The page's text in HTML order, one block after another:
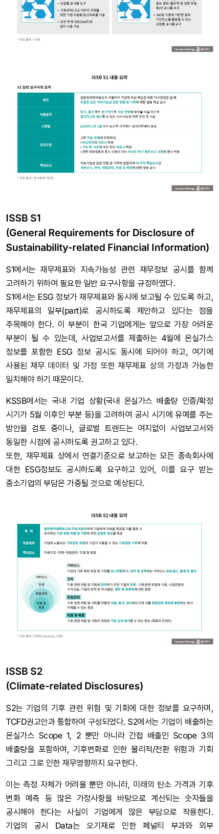
ISSB S1
(General Requirements for Disclosure of
Sustainability-related Financial Information)
S1에서는 재무제표와 지속가능성 관련 재무정보 공시를 함께
고려하기 위하여 필요한 일반 요구사항을 규정하였다.
S1에서는 ESG 정보가 재무제표와 동시에 보고될 수 있도록 하고,
재무제표의 일부(part)로 공시하도록 제안하고 있다는 점을
주목해야 한다. 이 부분이 한국 기업에게는 앞으로 가장 어려운
부분이 될 수 있는데, 사업보고서를 제출하는 4월에 온실가스
정보를 포함한 ESG 정보 공시도 동시에 되어야 하고, 여기에
사용된 재무 데이터 및 가정 또한 재무제표 상의 가정과 가능한
일치해야 하기 때문이다.
KSSB에서는 국내 기업 상황(국내 온실가스 배출량 인증/확정
시기가 5월 이후인 부분 등)을 고려하여 공시 시기에 유예를 주는
방안을 검토 중이나, 글로벌 트렌드는 여지없이 사업보고서와
동일한 시점에 공시하도록 권고하고 있다.
또한, 재무제표 상에서 연결기준으로 보고하는 모든 종속회사에
대한 ESG정보도 공시하도록 요구하고 있어, 이를 요구 받는
중소기업의 부담은 가중될 것으로 예상된다.
ISSB S2
(Climate-related Disclosures)
S2는 기업의 기후 관련 위험 및 기회에 대한 정보를 요구하며,
TCFD권고안과 통합하여 구성되었다. S2에서는 기업이 배출하는
온실가스 Scope 1, 2 뿐만 아니라 간접 배출인 Scope 3의
배출량을 포함하여, 기후변화로 인한 물리적/전환 위험과 기회
그리고 그로 인한 재무영향까지 요구한다.
이는 측정 자체가 어려울 뿐만 아니라, 미래의 탄소 가격과 기후
변화 예측 등 많은 가정사항을 바탕으로 계산되는 숫자들을
공시해야 한다는 사실이 기업에게 많은 부담으로 작용한다.
기업의 공시 Data는 오기재로 인한 페널티 부과와 외부